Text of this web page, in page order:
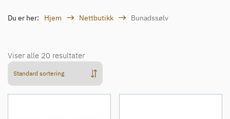
Du er her: Hjem Nettbutikk Bunadssølv
Viser alle 20 resultater